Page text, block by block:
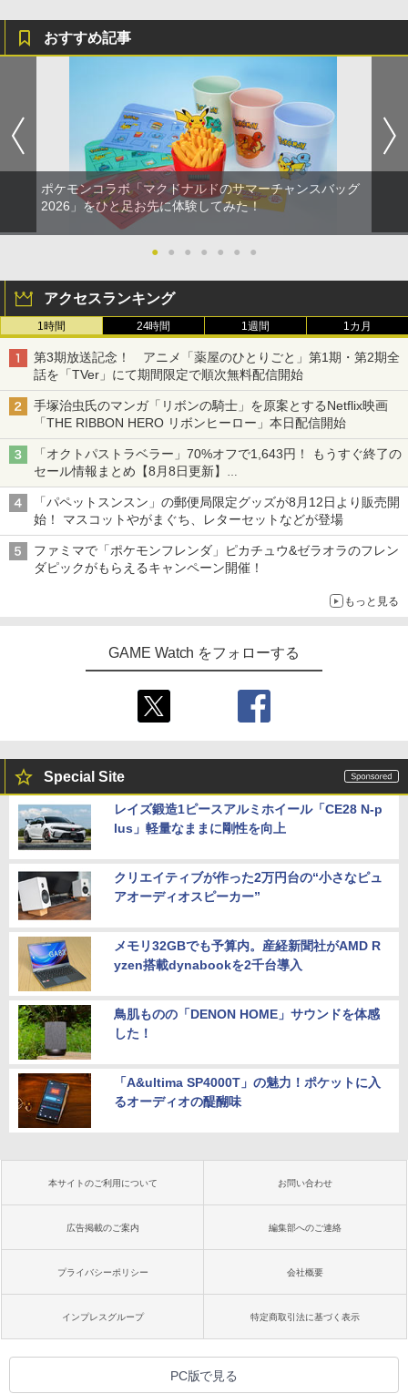
おすすめ記事
ポケモンコラボ「マクドナルドのサマーチャンスバッグ
2026」をひと足お先に体験してみた！
● ● ● ● ● ● ●
アクセスランキング
1時間 24時間 1週間 1カ月
第3期放送記念！ アニメ「薬屋のひとりごと」第1期・第2期全
話を「TVer」にて期間限定で順次無料配信開始
手塚治虫氏のマンガ「リボンの騎士」を原案とするNetflix映画
「THE RIBBON HERO リボンヒーロー」本日配信開始
「オクトパストラベラー」70%オフで1,643円！ もうすぐ終了の
セール情報まとめ【8月8日更新】
ニンテンドーeショップでは「大神 絶景版」が67%オフで990円
「パペットスンスン」の郵便局限定グッズが8月12日より販売開
始！ マスコットやがまぐち、レターセットなどが登場
ファミマで「ポケモンフレンダ」ピカチュウ&ゼラオラのフレン
ダピックがもらえるキャンペーン開催！
もっと見る
GAME Watch をフォローする
Special Site
レイズ鍛造1ピースアルミホイール「CE28 N-p
lus」軽量なままに剛性を向上
クリエイティブが作った2万円台の“小さなピュ
アオーディオスピーカー”
メモリ32GBでも予算内。産経新聞社がAMD R
yzen搭載dynabookを2千台導入
鳥肌ものの「DENON HOME」サウンドを体感
した！
「A&ultima SP4000T」の魅力！ポケットに入
るオーディオの醍醐味
本サイトのご利用について お問い合わせ
広告掲載のご案内 編集部へのご連絡
プライバシーポリシー 会社概要
インプレスグループ 特定商取引法に基づく表示
PC版で見る